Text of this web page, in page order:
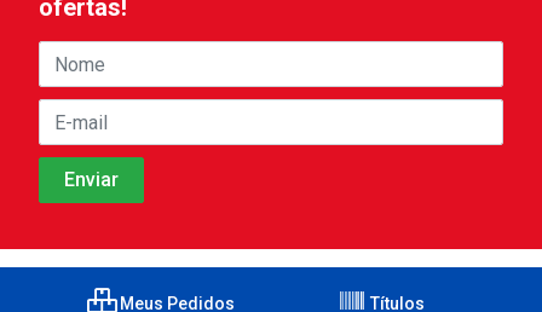
ofertas!
Meus Pedidos Títulos